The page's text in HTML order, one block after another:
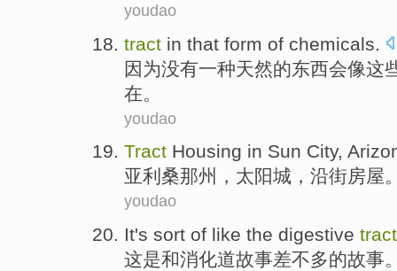
youdao
tract in that form of chemicals
因为没有一种天然的东西会像这
在。
youdao
Tract Housing in Sun City,
亚利桑那州 ，太阳城，沿街房屋
youdao
It's sort of like the digestive tract
这是和消化道故事差不多的故事